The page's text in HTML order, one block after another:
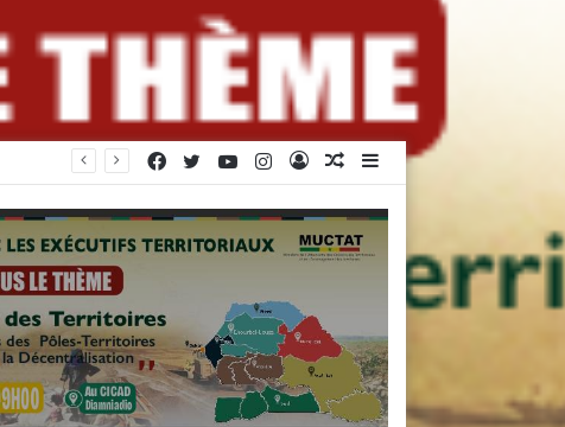
Sidebar
(barre
Article
Aléatoire
Connexion
Instagram
YouTube
Twitter
Facebook